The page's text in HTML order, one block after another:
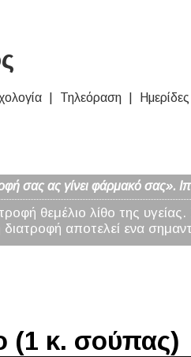
Τηλεόραση Ημερίδες
σας ας γίνει φάρμακό σας».
θεμέλιο λίθο της
αποτελεί ενα
(1 κ. σούπας)